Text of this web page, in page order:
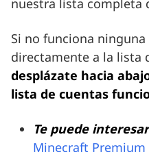
Si no funciona
directamente a la lista
desplázate hacia
lista de cuentas
Te puede
Minecraft Premium